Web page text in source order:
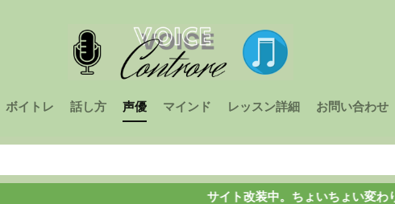
ボイトレ 話し方 声優 マインド レッスン詳細 お問い合わせ
サイト改装中。ちょいちょい変わります。